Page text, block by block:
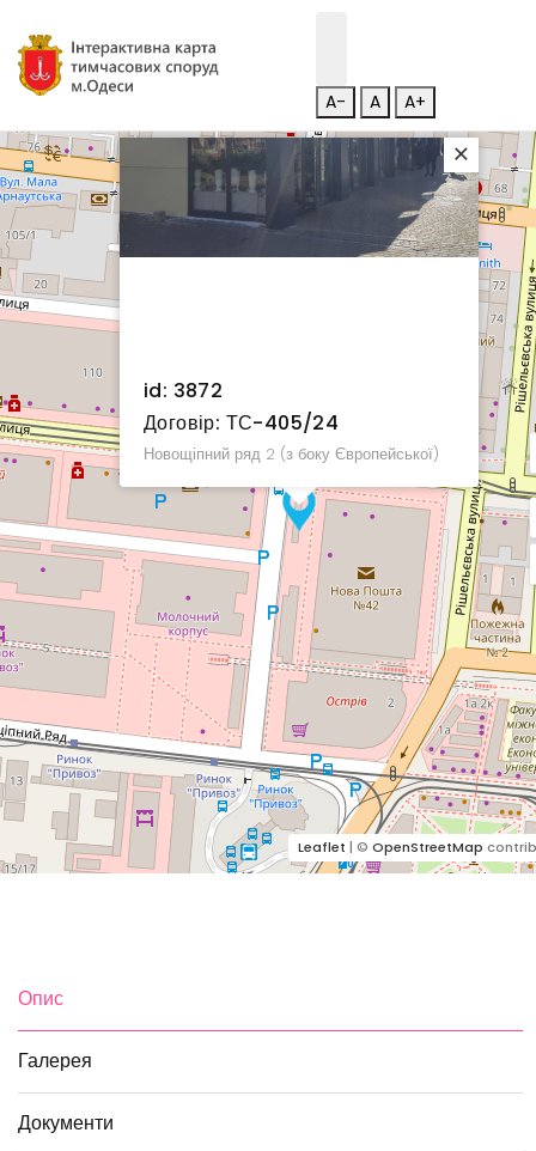
A- A A+
id: 3872
Договір: ТС-405/24
Новощіпний ряд 2 (з боку Європейської)
×
Leaflet | © OpenStreetMap
Опис
Галерея
Документи